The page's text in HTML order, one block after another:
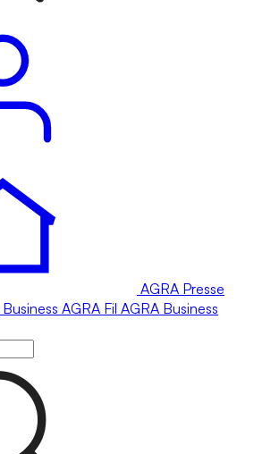
AGRA Presse
Business AGRA Fil AGRA Business